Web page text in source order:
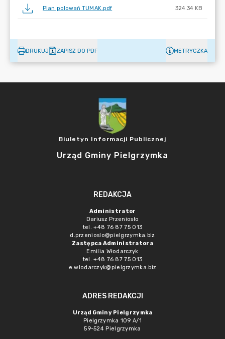
Plan polowań TUMAK.pdf 324.34 KB
DRUKUJ ZAPISZ DO PDF METRYCZKA
Biuletyn Informacji Publicznej
Urząd Gminy Pielgrzymka
REDAKCJA
Administrator
Dariusz Przeniosło
tel. +48 76 87 75 013
d.przenioslo@pielgrzymka.biz
Zastępca Administratora
Emilia Włodarczyk
tel. +48 76 87 75 013
e.wlodarczyk@pielgrzymka.biz
ADRES REDAKCJI
Urząd Gminy Pielgrzymka
Pielgrzymka 109 A/1
59-524 Pielgrzymka